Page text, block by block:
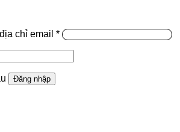
chỉ email *
Đăng nhập